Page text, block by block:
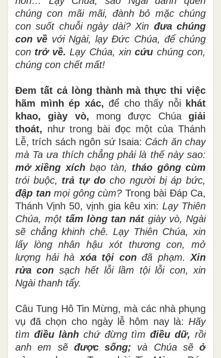
chúng con mãi mãi, đành bỏ mặc chúng
con suốt chuỗi ngày dài? Xin đưa chúng
con về với Ngài, lạy Đức Chúa, để chúng
con trở về. Lạy Chúa, xincứu chúng con,
chúng con chết mất!
Đem tất cả lòng thành mà thực thi việc
hãm mình ép xác, để cho thấy nỗi khát
khao,
giày vò, mong được Chúagiải
thoát, như trong bài đọc một của Thánh
Lễ, trích sách ngôn sứ Isaia: Cách ăn chay
mà Ta ưa thích chẳng phải là thế này sao:
mở xiềng xíchbạo tàn, tháo gông cùm
trói buộc, trả tự docho người bị áp bức,
đập tanmọi gông cùm? Trong bài Đáp Ca,
Thánh Vịnh 50, vịnh gia kêu xin: Lạy Thiên
Chúa, một tấm lòng tan nátgiày vò, Ngài
sẽ chẳng khinh chê. Lạy Thiên Chúa, xin
lấy lòng nhân hậu xót thương con, mở
lượng hải hà xóa tội conđã phạm. Xin
rửa con sạch hết lỗi lầm tội lỗi con, xin
Ngài thanh tẩy.
Câu Tung Hô Tin Mừng, mà các nhà phụng
vụ đã chọn cho ngày lễ hôm nay là: Hãy
tìm điều lànhchứ đừng tìmđiều dữ, rồi
anh em sẽ được sống; và Chúa sẽ ở